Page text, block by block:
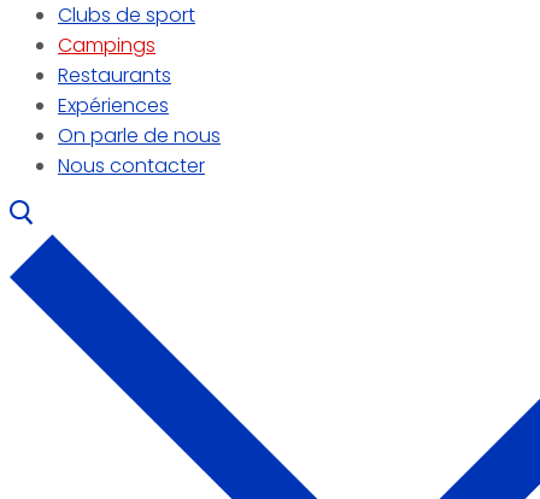
Clubs de sport
Campings
Restaurants
Expériences
On parle de nous
Nous contacter